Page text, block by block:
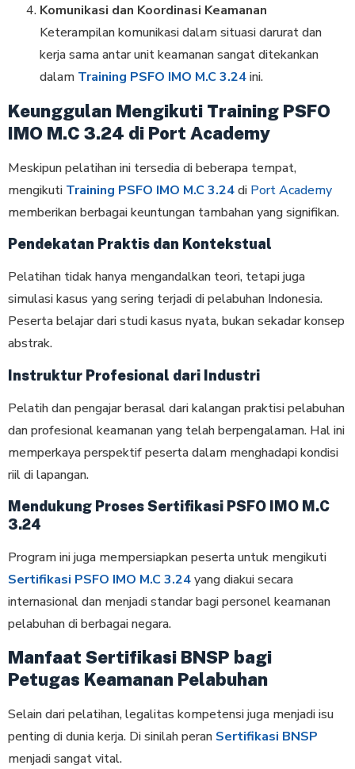
Komunikasi dan Koordinasi Keamanan
Keterampilan komunikasi dalam situasi darurat dan
kerja sama antar unit keamanan sangat ditekankan
dalam Training PSFO IMO M.C 3.24ini.
Keunggulan Mengikuti Training PSFO
IMO M.C 3.24 di Port Academy
Meskipun pelatihan ini tersedia di beberapa tempat,
mengikuti Training PSFO IMO M.C 3.24di Port Academy
memberikan berbagai keuntungan tambahan yang signifikan.
Pendekatan Praktis dan Kontekstual
Pelatihan tidak hanya mengandalkan teori, tetapi juga
simulasi kasus yang sering terjadi di pelabuhan Indonesia.
Peserta belajar dari studi kasus nyata, bukan sekadar konsep
abstrak.
Instruktur Profesional dari Industri
Pelatih dan pengajar berasal dari kalangan praktisi pelabuhan
dan profesional keamanan yang telah berpengalaman. Hal ini
memperkaya perspektif peserta dalam menghadapi kondisi
riil di lapangan.
Mendukung Proses Sertifikasi PSFO IMO M.C
3.24
Program ini juga mempersiapkan peserta untuk mengikuti
Sertifikasi PSFO IMO M.C 3.24yang diakui secara
internasional dan menjadi standar bagi personel keamanan
pelabuhan di berbagai negara.
Manfaat Sertifikasi BNSP bagi
Petugas Keamanan Pelabuhan
Selain dari pelatihan, legalitas kompetensi juga menjadi isu
penting di dunia kerja. Di sinilah peran Sertifikasi BNSP
menjadi sangat vital.